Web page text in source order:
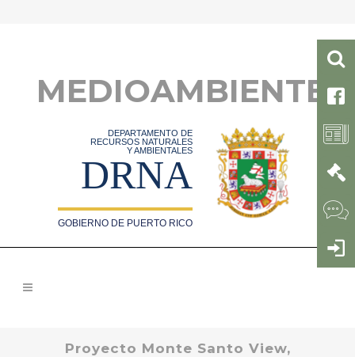
MEDIOAMBIENTE
DEPARTAMENTO DE
RECURSOS NATURALES
Y AMBIENTALES
DRNA
GOBIERNO DE PUERTO RICO
Proyecto Monte Santo View,